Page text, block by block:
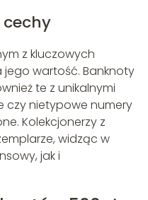
cechy
z kluczowych
wartość. Banknoty
te z unikalnymi
czy nietypowe numery
Kolekcjonerzy z
widząc w
jak i